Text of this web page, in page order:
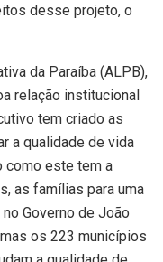
desse projeto, o
da Paraíba (ALPB),
relação institucional
tem criado as
a qualidade de vida
como este tem a
as famílias para uma
Governo de João
os 223 municípios